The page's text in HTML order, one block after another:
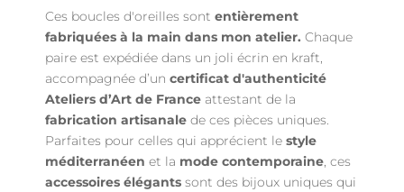
Ces boucles d'oreilles sont entièrement
fabriquées à la main dans mon atelier. Chaque
paire est expédiée dans un joli écrin en kraft,
accompagnée d’un certificat d'authenticité
Ateliers d’Art de Franceattestant de la
fabrication artisanalede ces pièces uniques.
Parfaites pour celles qui apprécient le style
méditerranéen et la mode contemporaine, ces
accessoires élégantssont des bijoux uniques qui